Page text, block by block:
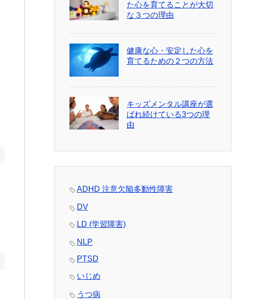
た心を育てることが大切
な３つの理由
健康な心・安定した心を
育てるための２つの方法
キッズメンタル講座が選
ばれ続けている3つの理
由
ADHD 注意欠陥多動性障害
DV
LD (学習障害)
NLP
PTSD
いじめ
うつ病